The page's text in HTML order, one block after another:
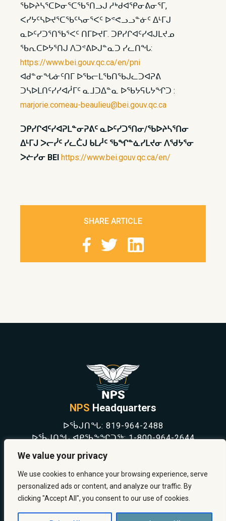
We value your privacy
We use cookies to enhance your browsing experience, serve
personalized ads or content, and analyze our traffic. By
clicking "Accept All", you consent to our use of cookies.
ᖃᐅᔨᓴᕐᑕᐅᓂᕐᑕᖃᕐᑎᓗᒍ ᓱᒃᑯᐊᕿᓂᕕᓂᕐᒥ,
ᐸᓯᔭᑦᓴᐅᔪᕐᑕᖃᑦᓴᓂᕐᐸᑦ ᐅᕝᕙᓗᓗᓐᓃᑦ ᐃᒻᒥᒍ
ᓇᐅᑦᓯᑐᕐᑎᖃᕐᐸᑦ ᑎᒥᐅᔪᒥ. ᑐᑭᓯᒋᐊᑦᓯᐊᒍᒪᔪᓄ
ᖃᕆᑕᐅᔭᕐᑎᒍ ᐱᑐᕝᕕᐅᒍᓐᓇᑐ ᓯᓚᑎᖓ:
https://www.bei.gouv.qc.ca/en/pni
ᐊᑯᓐᓂᖓᓃᑦᑎᒥ ᐅᖃᓕᒪᖃᑎᖃᒍᓚᑐᐊᕈᕕ
ᑐᓴᐅᒪᑎᑦᓯᓯᐊᓲᒥᑦ ᓇᒧᑐᐃᓐᓇ ᐅᖃᔭᕋᒐᔭᖏᑐ :
marjorie.comeau-beaulieu@bei.gouv.qc.ca
ᑐᑭᓯᒋᐊᑦᓯᐊᕈᒪᓐᓂᕈᕕᑦ ᓇᐅᑦᓯᑐᕐᑎᓂ/ᖃᐅᔨᓴᕐᑎᓂ
ᐃᒻᒥᒍ ᐳᓕᓰᑦ ᓯᓚᑖᒍ ᑲᒪᓲᑦ ᖃᖏᓐᓈᓯᒪᔪᓂ ᐱᖁᔭᕐᓂ
ᐳᓖᓯᓂ BEI https://www.bei.gouv.qc.ca/en/
SHARE ARTICLE
NPS Headquarters
ᐅᖄᒍᑎᖓ: 819-964-2488
ᐅᖄᒍᑎᖓ ᐊᑭᖃᖕᖏᑐᖅ:1-800-964-2644
SAFETY & PREVENTION
CAREERS
ABOUT US
CONTACT US